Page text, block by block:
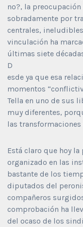
no?, la
sobradamente por
centrales,
vinculación ha
últimas siete
D
esde ya que esa
momentos
Tella en uno de sus
muy diferentes,
las
Está claro que hoy
organizado en las
bastante de los
diputados del
compañeros
comprobación ha
del ocaso de los